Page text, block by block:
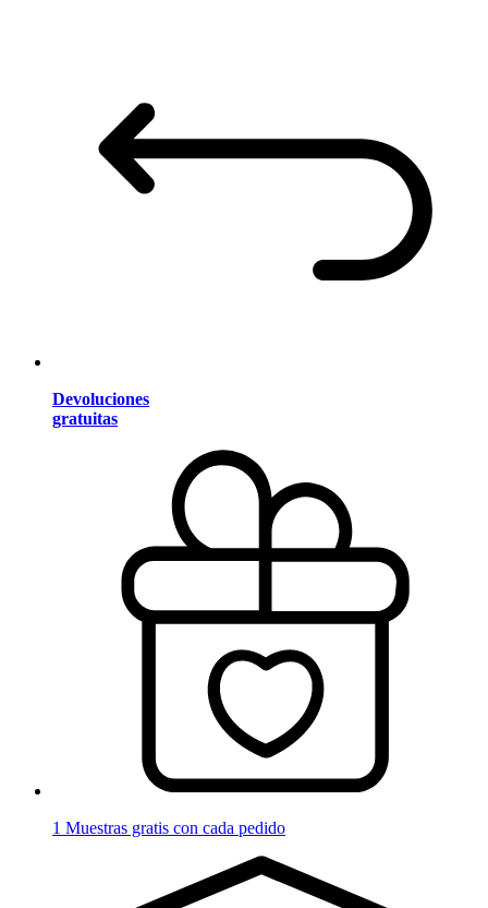
Devoluciones
gratuitas
1 Muestras gratis con cada pedido